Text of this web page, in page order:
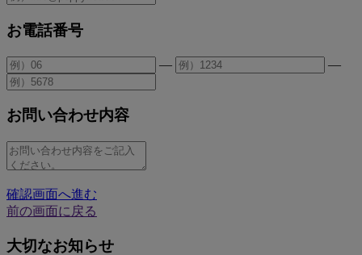
お電話番号
— —
お問い合わせ内容
確認画面へ進む
前の画面に戻る
大切なお知らせ